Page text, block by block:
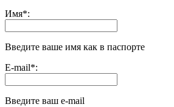
Имя*:
Введите ваше имя как в паспорте
E-mail*:
Введите ваш e-mail